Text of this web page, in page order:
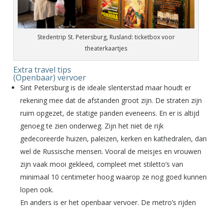
Stedentrip St. Petersburg, Rusland: ticketbox voor
theaterkaartjes
Extra travel tips
(Openbaar) vervoer
Sint Petersburg is de ideale slenterstad maar houdt er
rekening mee dat de afstanden groot zijn. De straten zijn
ruim opgezet, de statige panden eveneens. En er is altijd
genoeg te zien onderweg. Zijn het niet de rijk
gedecoreerde huizen, paleizen, kerken en kathedralen, dan
wel de Russische mensen. Vooral de meisjes en vrouwen
zijn vaak mooi gekleed, compleet met stiletto’s van
minimaal 10 centimeter hoog waarop ze nog goed kunnen
lopen ook.
En anders is er het openbaar vervoer. De metro’s rijden